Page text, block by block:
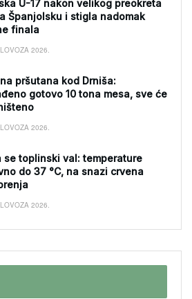
U-17 nakon velikog preokreta
Španjolsku i stigla nadomak
finala
2026.
pršutana kod Drniša:
gotovo 10 tona mesa, sve će
2026.
se toplinski val: temperature
do 37 °C, na snazi crvena
2026.